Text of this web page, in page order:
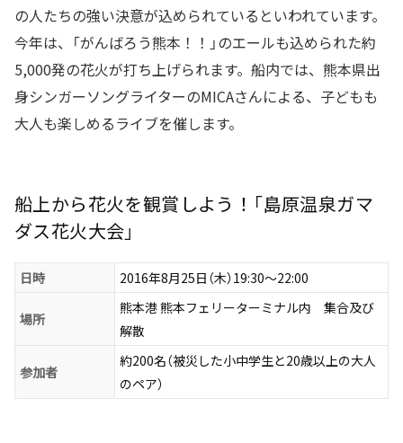
の人たちの強い決意が込められているといわれています。
今年は、「がんばろう熊本！！」のエールも込められた約
5,000発の花火が打ち上げられます。船内では、熊本県出
身シンガーソングライターのMICAさんによる、子どもも
大人も楽しめるライブを催します。
船上から花火を観賞しよう！「島原温泉ガマ
ダス花火大会」
日時 2016年8月25日（木）19:30～22:00
場所
熊本港 熊本フェリーターミナル内 集合及び
解散
参加者
約200名（被災した小中学生と20歳以上の大人
のペア）